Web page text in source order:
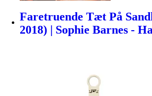
Faretruende Tæt På
2018) | Sophie Barnes -